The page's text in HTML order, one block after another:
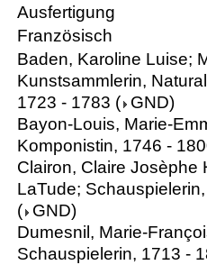
Ausfertigung
Französisch
Baden, Karoline Luise;
Kunstsammlerin,
1723 - 1783 ( GND)
Bayon-Louis, Marie-
Komponistin, 1746 -
Clairon, Claire Josèphe
LaTude;
( GND)
Dumesnil, Marie-
Schauspielerin, 1713 -